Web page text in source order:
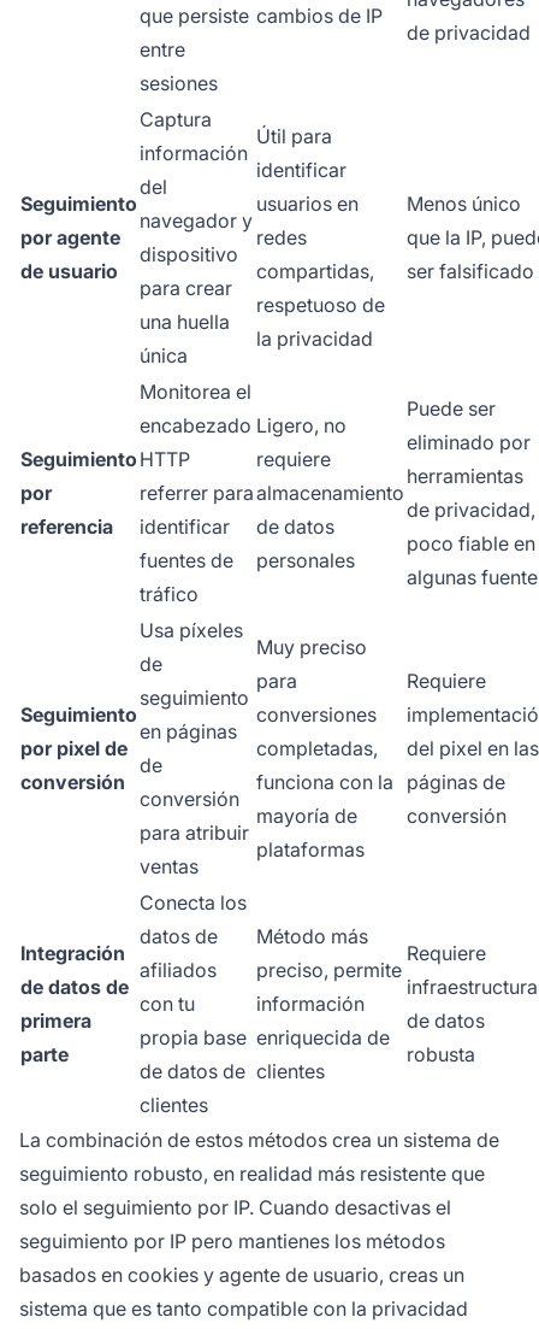
que persiste
entre
sesiones
cambios de IP
de privacidad
Seguimiento
por agente
de usuario
Captura
información
del
navegador y
dispositivo
para crear
una huella
única
Útil para
identificar
usuarios en
redes
compartidas,
respetuoso de
la privacidad
Menos único
que la IP,
ser falsificado
Seguimiento
por
referencia
Monitorea el
encabezado
HTTP
referrer para
identificar
fuentes de
tráfico
Ligero, no
requiere
almacenamiento
de datos
personales
Puede ser
eliminado por
herramientas
de privacidad,
poco fiable en
algunas
Seguimiento
por pixel de
conversión
Usa píxeles
de
seguimiento
en páginas
de
conversión
para atribuir
ventas
Muy preciso
para
conversiones
completadas,
funciona con la
mayoría de
plataformas
Requiere
del pixel en las
páginas de
conversión
Integración
de datos de
primera
parte
Conecta los
datos de
afiliados
con tu
propia base
de datos de
clientes
Método más
preciso, permite
información
enriquecida de
clientes
Requiere
infraestructura
de datos
robusta
La combinación de estos métodos crea un sistema de
seguimiento robusto, en realidad más resistente que
solo el seguimiento por IP. Cuando desactivas el
seguimiento por IP pero mantienes los métodos
basados en cookies y agente de usuario, creas un
sistema que es tanto compatible con la privacidad